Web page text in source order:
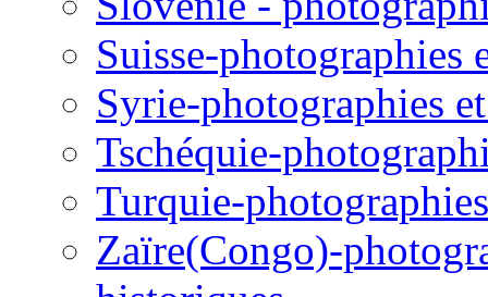
Suisse-photographies
Syrie-photographies
Tschéquie-
Turquie-
Zaïre(Congo)-